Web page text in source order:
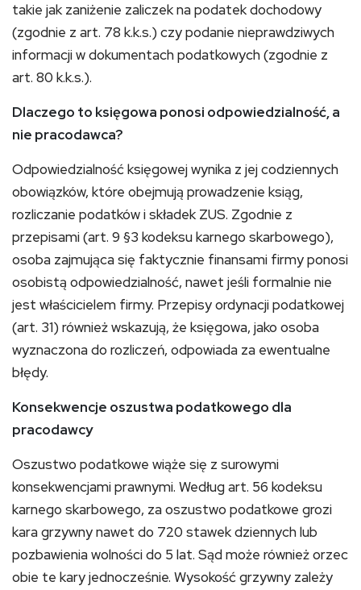
takie jak zaniżenie zaliczek na podatek dochodowy
(zgodnie z art. 78 k.k.s.) czy podanie nieprawdziwych
informacji w dokumentach podatkowych (zgodnie z
art. 80 k.k.s.).
Dlaczego to księgowa ponosi odpowiedzialność, a
nie pracodawca?
Odpowiedzialność księgowej wynika z jej codziennych
obowiązków, które obejmują prowadzenie ksiąg,
rozliczanie podatków i składek ZUS. Zgodnie z
przepisami (art. 9 §3 kodeksu karnego skarbowego),
osoba zajmująca się faktycznie finansami firmy ponosi
osobistą odpowiedzialność, nawet jeśli formalnie nie
jest właścicielem firmy. Przepisy ordynacji podatkowej
(art. 31) również wskazują, że księgowa, jako osoba
wyznaczona do rozliczeń, odpowiada za ewentualne
błędy.
Konsekwencje oszustwa podatkowego dla
pracodawcy
Oszustwo podatkowe wiąże się z surowymi
konsekwencjami prawnymi. Według art. 56 kodeksu
karnego skarbowego, za oszustwo podatkowe grozi
kara grzywny nawet do 720 stawek dziennych lub
pozbawienia wolności do 5 lat. Sąd może również orzec
obie te kary jednocześnie. Wysokość grzywny zależy